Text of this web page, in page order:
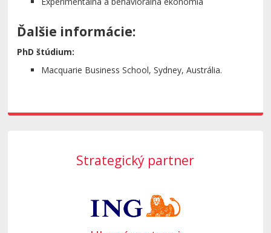
Ďalšie informácie:
PhD štúdium:
Macquarie Business School, Sydney, Austrália.
Strategický partner